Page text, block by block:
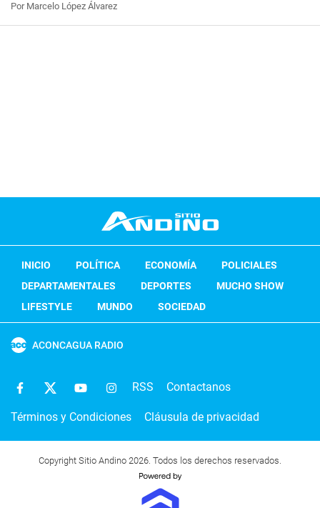
Por Marcelo López Álvarez
INICIO POLÍTICA ECONOMÍA
POLICIALES
DEPARTAMENTALES
DEPORTES
MUCHO SHOW
LIFESTYLE
MUNDO SOCIEDAD
ACONCAGUA RADIO
RSS Contactanos
Términos y Condiciones Cláusula de privacidad
Copyright Sitio Andino 2026. Todos los derechos reservados.